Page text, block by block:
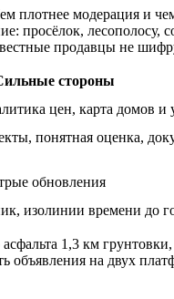
плотнее модерация и
просёлок,
продавцы не
стороны
цен, карта домов и
понятная оценка,
обновления
изолинии времени до
1,3 км
объявления на двух